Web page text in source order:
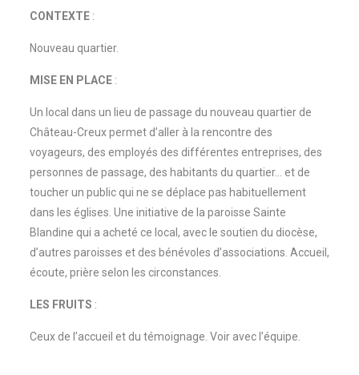
CONTEXTE:
Nouveau quartier.
MISE EN PLACE:
Un local dans un lieu de passage du nouveau quartier de
Château-Creux permet d’aller à la rencontre des
voyageurs, des employés des différentes entreprises, des
personnes de passage, des habitants du quartier… et de
toucher un public qui ne se déplace pas habituellement
dans les églises. Une initiative de la paroisse Sainte
Blandine qui a acheté ce local, avec le soutien du diocèse,
d’autres paroisses et des bénévoles d’associations. Accueil,
écoute, prière selon les circonstances.
LES FRUITS :
Ceux de l’accueil et du témoignage. Voir avec l’équipe.